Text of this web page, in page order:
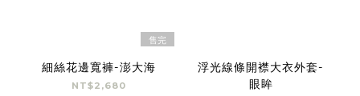
售完
細絲花邊寬褲-澎大海
NT$2,680
浮光線條開襟大衣外套-
眼眸